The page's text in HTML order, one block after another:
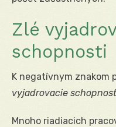
Zlé
schopnosti
K negatívnym znakom
vyjadrovacie
Mnoho riadiacich